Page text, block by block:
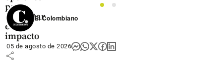
para
enfrentar
el
impacto
share
1
2
El Colombiano
05 de agosto de 2026